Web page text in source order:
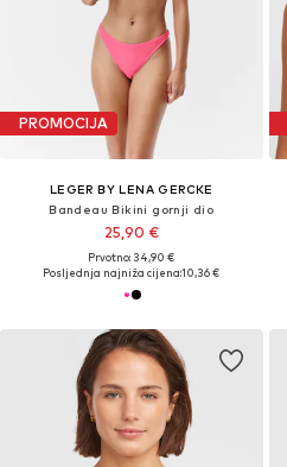
PROMOCIJA
LEGER BY LENA GERCKE
Bandeau Bikini gornji dio
25,90 €
Prvotno: 34,90 €
Posljednja najniža cijena:10,36 €